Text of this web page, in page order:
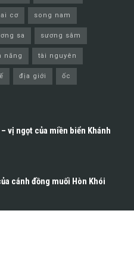
cơ song nam
sa sương sâm
năng tài nguyên
địa giới ốc
vị ngọt của miền biển Khánh
cánh đồng muối Hòn Khói